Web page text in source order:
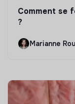
Comment se
?
Marianne